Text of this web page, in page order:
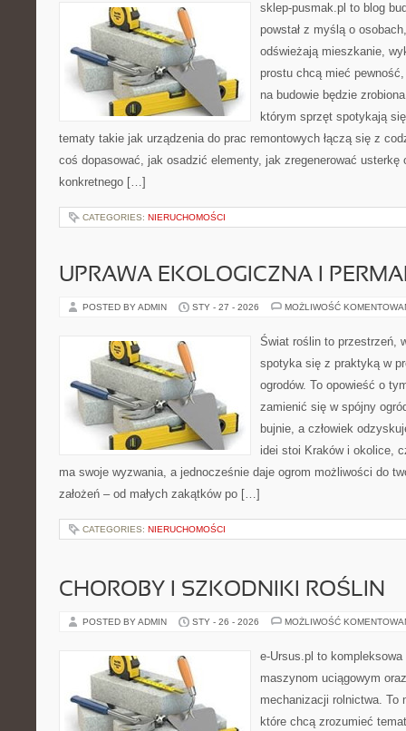
sklep-pusmak.pl to blog
powstał z myślą o
odświeżają mieszkanie,
prostu chcą mieć
na budowie będzie
którym sprzęt spotykają
tematy takie jak urządzenia do prac remontowych łączą się z
coś dopasować, jak osadzić elementy, jak zregenerować usterkę
konkretnego […]
CATEGORIES: NIERUCHOMOŚCI
UPRAWA EKOLOGICZNA I
POSTED BY ADMIN STY - 27 - 2026 MOŻLIWOŚĆ
Świat roślin to przestrzeń,
spotyka się z praktyką w
ogrodów. To opowieść o
zamienić się w spójny
bujnie, a człowiek
idei stoi Kraków i okolice,
ma swoje wyzwania, a jednocześnie daje ogrom możliwości do
założeń – od małych zakątków po […]
CATEGORIES: NIERUCHOMOŚCI
CHOROBY I SZKODNIKI ROŚLIN
POSTED BY ADMIN STY - 26 - 2026 MOŻLIWOŚĆ
e-Ursus.pl to
maszynom uciągowym
mechanizacji rolnictwa. To
które chcą zrozumieć